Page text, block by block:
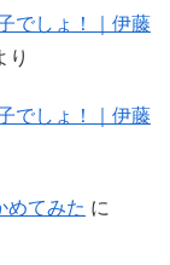
でしょ！｜伊藤
り
でしょ！｜伊藤
めてみた に